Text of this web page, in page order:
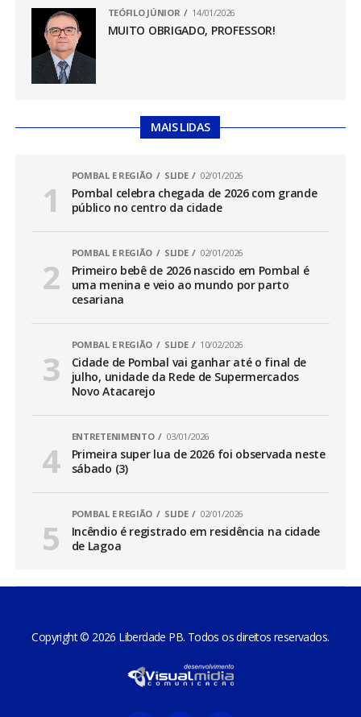
TEÓFILO JÚNIOR 14/01/2026
MUITO OBRIGADO, PROFESSOR!
MAIS LIDAS
POMBAL E REGIÃO SLIDE 02/01/2026
Pombal celebra chegada de 2026 com grande
público no centro da cidade
POMBAL E REGIÃO SLIDE 02/01/2026
Primeiro bebê de 2026 nascido em Pombal é
uma menina e veio ao mundo por parto
cesariana
POMBAL E REGIÃO SLIDE 10/02/2026
Cidade de Pombal vai ganhar até o final de
julho, unidade da Rede de Supermercados
Novo Atacarejo
ENTRETENIMENTO 03/01/2026
Primeira super lua de 2026 foi observada neste
sábado (3)
POMBAL E REGIÃO SLIDE 02/01/2026
Incêndio é registrado em residência na cidade
de Lagoa
Copyright © 2026 Liberdade PB. Todos os direitos reservados.